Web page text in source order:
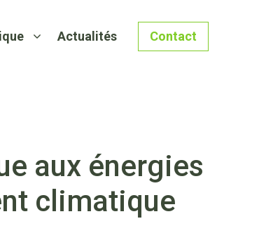
Actualités Contact
aux énergies
climatique